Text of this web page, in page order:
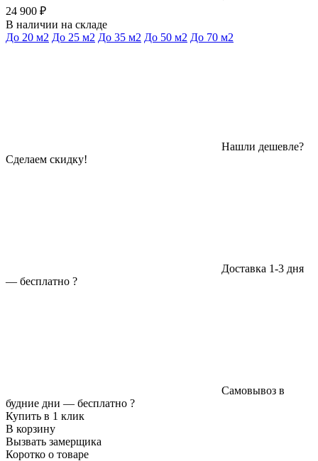
24 900 ₽
В наличии на складе
До 20 м2 До 25 м2 До 35 м2 До 50 м2 До 70 м2
Нашли дешевле?
Сделаем скидку!
Доставка 1-3 дня
— бесплатно ?
Самовывоз в
будние дни — бесплатно ?
Купить в 1 клик
В корзину
Вызвать замерщика
Коротко о товаре